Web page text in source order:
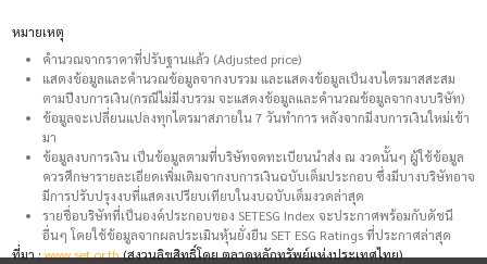
หมายเหตุ
คำนวณจากราคาที่ปรับฐานแล้ว (Adjusted price)
แสดงข้อมูลและคำนวณข้อมูลจากงบรวม และแสดงข้อมูลเป็นงบไตรมาสสะสม
ตามปีงบการเงิน(กรณีไม่มีงบรวม จะแสดงข้อมูลและคำนวณข้อมูลจากงบบริษัท)
ข้อมูลจะเปลี่ยนแปลงทุกไตรมาสภายใน 7 วันทำการ หลังจากมีงบการเงินใหม่เข้า
มา
ข้อมูลงบการเงิน เป็นข้อมูลตามที่บริษัทจดทะเบียนนำส่ง ณ งวดนั้นๆ ผู้ใช้ข้อมูล
ควรศึกษารายละเอียดเพิ่มเติมจากงบการเงินฉบับเต็มประกอบ ซึ่งมีบางบริษัทอาจ
มีการปรับปรุงงบที่แสดงเปรียบเทียบในงบฉบับเต็มงวดล่าสุด
รายชื่อบริษัทที่เป็นองค์ประกอบของ SETESG Index จะประกาศพร้อมกับดัชนี
อื่นๆ โดยใช้ข้อมูลจากผลประเมินหุ้นยั่งยืน SET ESG Ratings ที่ประกาศล่าสุด
ที่มา :www.set.or.th(สงวนลิขสิทธิ์โดย ตลาดหลักทรัพย์แห่งประเทศไทย)